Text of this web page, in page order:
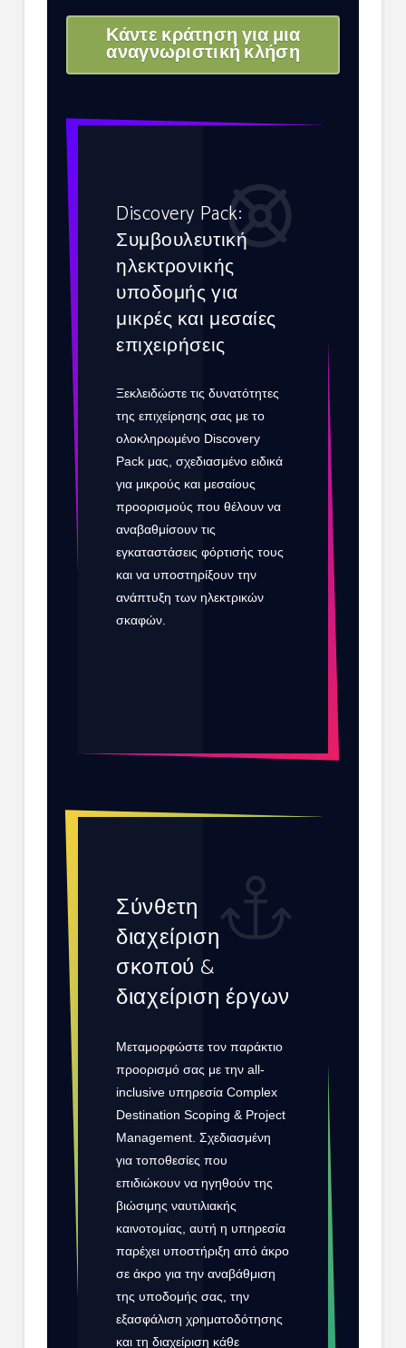
Κάντε κράτηση για μια
αναγνωριστική κλήση
Discovery Pack:
Συμβουλευτική
ηλεκτρονικής
υποδομής για
μικρές και μεσαίες
επιχειρήσεις
Ξεκλειδώστε τις δυνατότητες
της επιχείρησης σας με το
ολοκληρωμένο Discovery
Pack μας, σχεδιασμένο ειδικά
για μικρούς και μεσαίους
προορισμούς που θέλουν να
αναβαθμίσουν τις
εγκαταστάσεις φόρτισής τους
και να υποστηρίξουν την
ανάπτυξη των ηλεκτρικών
σκαφών.
Σύνθετη
διαχείριση
σκοπού &
διαχείριση έργων
Μεταμορφώστε τον παράκτιο
προορισμό σας με την all-
inclusive υπηρεσία Complex
Destination Scoping & Project
Management. Σχεδιασμένη
για τοποθεσίες που
επιδιώκουν να ηγηθούν της
βιώσιμης ναυτιλιακής
καινοτομίας, αυτή η υπηρεσία
παρέχει υποστήριξη από άκρο
σε άκρο για την αναβάθμιση
της υποδομής σας, την
εξασφάλιση χρηματοδότησης
και τη διαχείριση κάθε